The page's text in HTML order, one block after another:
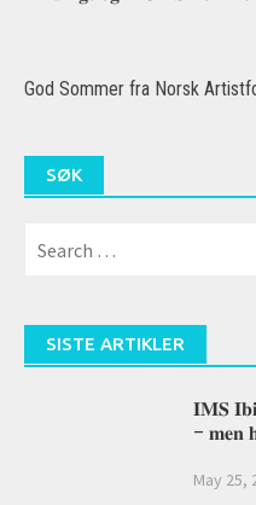
God Sommer fra Norsk
SØK
for:
SISTE ARTIKLER
𝐈𝐌𝐒
– 𝐦𝐞𝐧
May 25,